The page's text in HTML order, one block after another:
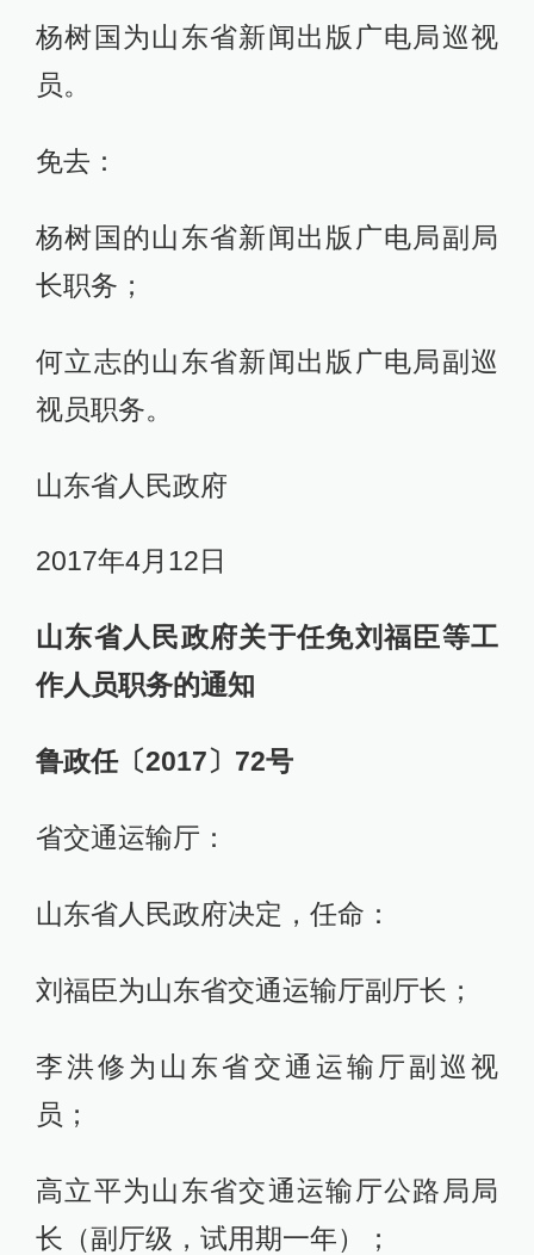
杨树国为山东省新闻出版广电局巡视
员。
免去：
杨树国的山东省新闻出版广电局副局
长职务；
何立志的山东省新闻出版广电局副巡
视员职务。
山东省人民政府
2017年4月12日
山东省人民政府关于任免刘福臣等工
作人员职务的通知
鲁政任〔2017〕72号
省交通运输厅：
山东省人民政府决定，任命：
刘福臣为山东省交通运输厅副厅长；
李洪修为山东省交通运输厅副巡视
员；
高立平为山东省交通运输厅公路局局
长（副厅级，试用期一年）；